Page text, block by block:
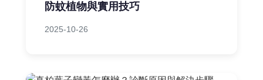
防蚊植物與實用技巧
2025-10-26